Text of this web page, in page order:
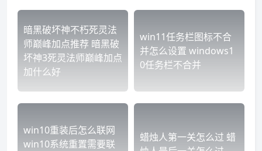
暗黑破坏神不朽死灵法
师巅峰加点推荐 暗黑破
坏神3死灵法师巅峰加点
加什么好
win11任务栏图标不合
并怎么设置 windows1
0任务栏不合并
win10重装后怎么联网
win10系统重置需要联
蜡烛人第一关怎么过 蜡